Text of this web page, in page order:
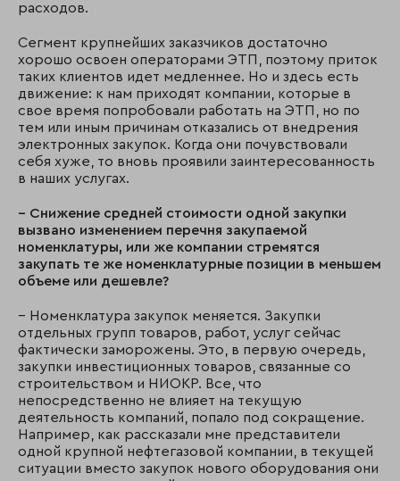
расходов.
Сегмент крупнейших заказчиков достаточно
хорошо освоен операторами ЭТП, поэтому приток
таких клиентов идет медленнее. Но и здесь есть
движение: к нам приходят компании, которые в
свое время попробовали работать на ЭТП, но по
тем или иным причинам отказались от внедрения
электронных закупок. Когда они почувствовали
себя хуже, то вновь проявили заинтересованность
в наших услугах.
– Снижение средней стоимости одной закупки
вызвано изменением перечня закупаемой
номенклатуры, или же компании стремятся
закупать те же номенклатурные позиции в меньшем
объеме или дешевле?
– Номенклатура закупок меняется. Закупки
отдельных групп товаров, работ, услуг сейчас
фактически заморожены. Это, в первую очередь,
закупки инвестиционных товаров, связанные со
строительством и НИОКР. Все, что
непосредственно не влияет на текущую
деятельность компаний, попало под сокращение.
Например, как рассказали мне представители
одной крупной нефтегазовой компании, в текущей
ситуации вместо закупок нового оборудования они